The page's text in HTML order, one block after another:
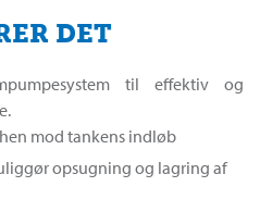
DET
til effektiv og
mod tankens indløb
opsugning og lagring af